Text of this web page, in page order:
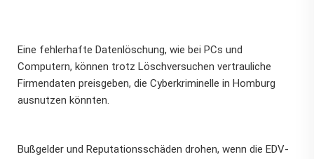
Eine fehlerhafte Datenlöschung, wie bei PCs und
Computern, können trotz Löschversuchen vertrauliche
Firmendaten preisgeben, die Cyberkriminelle in Homburg
ausnutzen könnten.
Bußgelder und Reputationsschäden drohen, wenn die EDV-